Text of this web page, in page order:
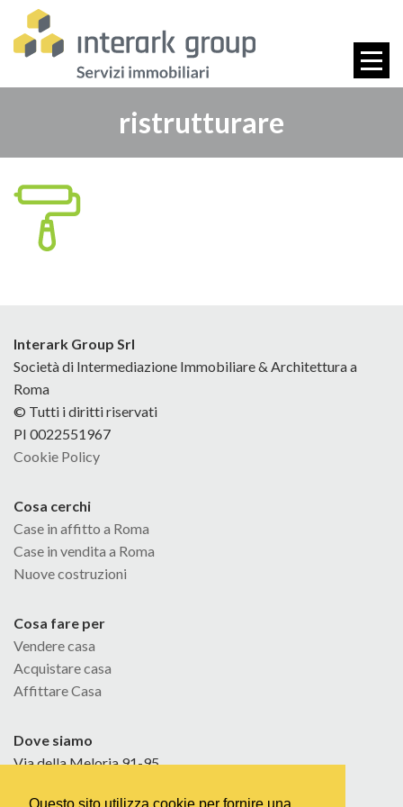
ristrutturare
Interark Group Srl
Società di Intermediazione Immobiliare & Architettura a
Roma
© Tutti i diritti riservati
PI 0022551967
Cookie Policy
Cosa cerchi
Case in affitto a Roma
Case in vendita a Roma
Nuove costruzioni
Cosa fare per
Vendere casa
Acquistare casa
Affittare Casa
Dove siamo
Via della Meloria 91-95